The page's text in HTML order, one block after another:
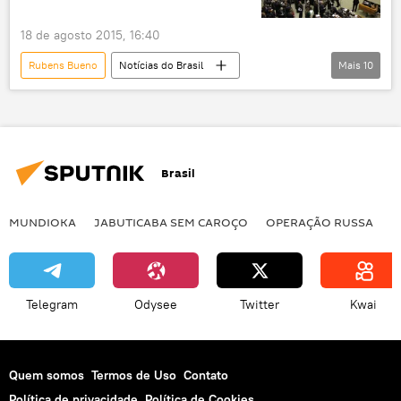
18 de agosto 2015, 16:40
Rubens Bueno
Notícias do Brasil
Notícias
Paraná
Rio Grande do Sul
corrupção
asilo
Mais 10
Brasil
MUNDIOKA JABUTICABA SEM CAROÇO OPERAÇÃO RUSSA
Telegram Odysee Twitter Kwai
Quem somos Termos de Uso Contato